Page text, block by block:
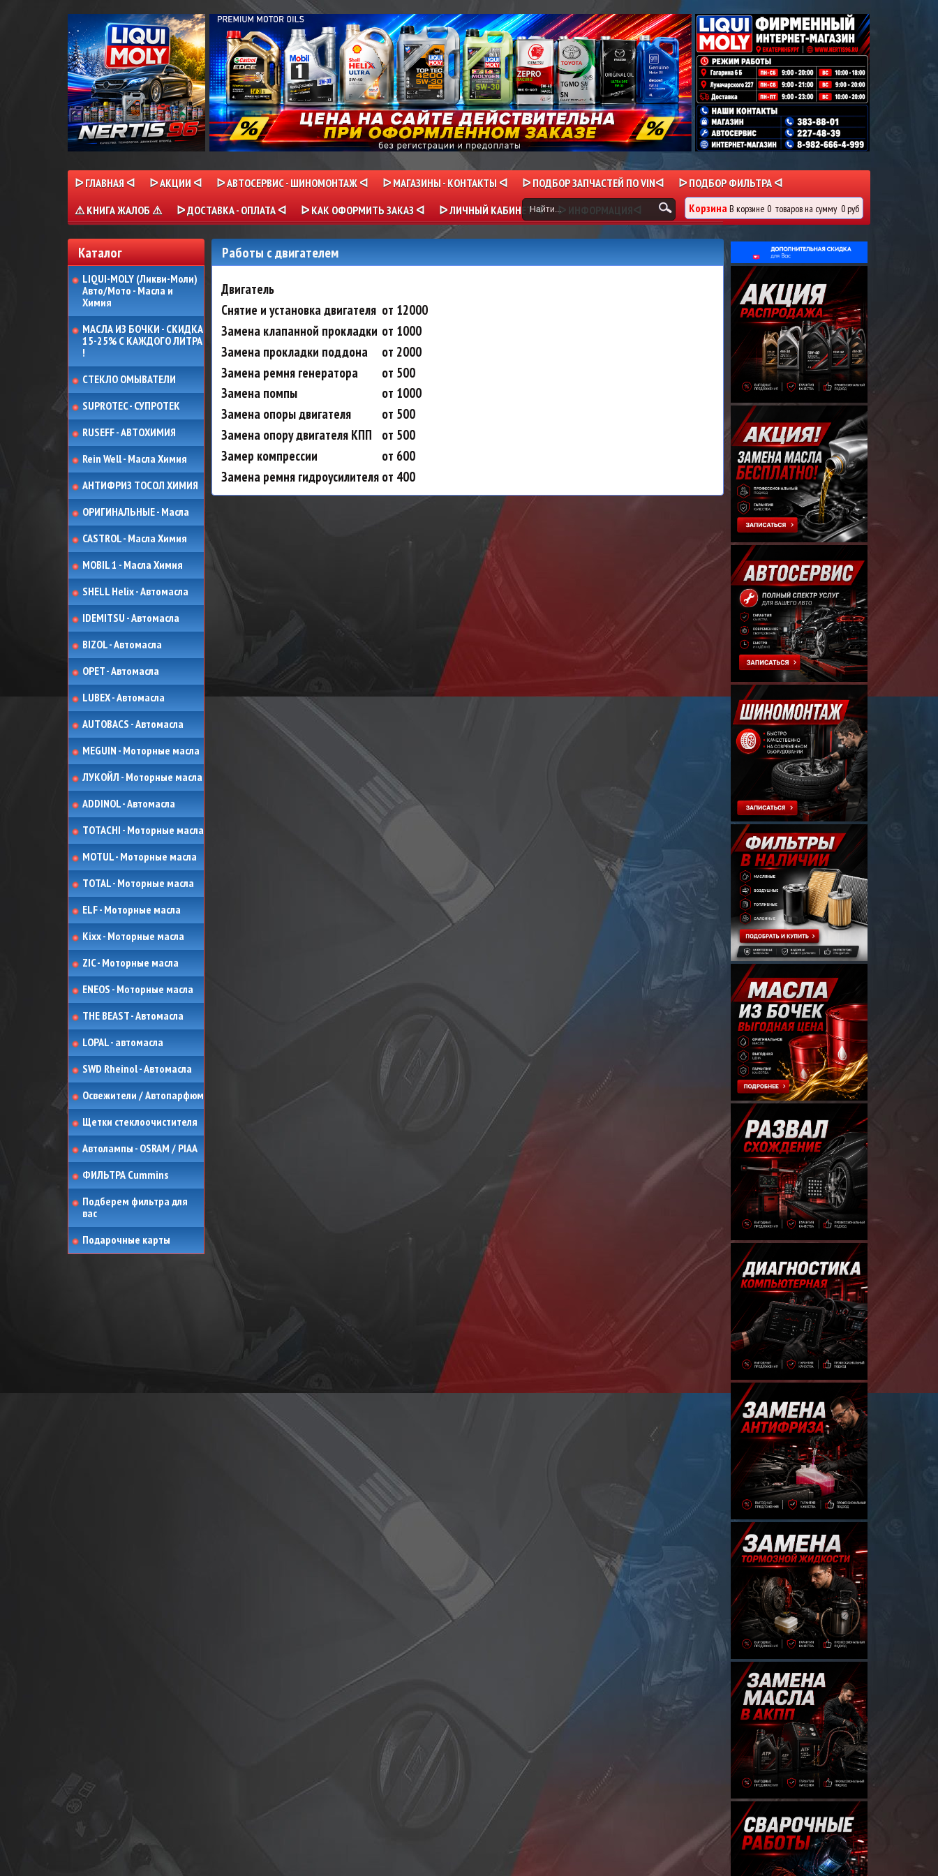
ᐅ ГЛАВНАЯ ᐊ ᐅ АКЦИИ ᐊ ᐅ АВТОСЕРВИС - ШИНОМОНТАЖ ᐊ ᐅ МАГАЗИНЫ - КОНТАКТЫ ᐊ ᐅ ПОДБОР ЗАПЧАСТЕЙ ПО VINᐊ
ᐅ ПОДБОР ФИЛЬТРА ᐊ
⚠ КНИГА ЖАЛОБ ⚠
ᐅ ДОСТАВКА - ОПЛАТА ᐊ ᐅ КАК ОФОРМИТЬ ЗАКАЗ ᐊ ᐅ ЛИЧНЫЙ КАБИНЕТ ᐊ ᐅ ИНФОРМАЦИЯᐊ Корзина В корзине 0 товаровна сумму 0 руб
Каталог
LIQUI-MOLY (Ликви-Моли)
Авто/Мото - Масла и
Химия
МАСЛА ИЗ БОЧКИ - СКИДКА
15-25% С КАЖДОГО ЛИТРА
!
СТЕКЛО ОМЫВАТЕЛИ
SUPROTEC - СУПРОТЕК
RUSEFF - АВТОХИМИЯ
Rein Well - Масла Химия
АНТИФРИЗ ТОСОЛ ХИМИЯ
ОРИГИНАЛЬНЫЕ - Масла
CASTROL - Масла Химия
MOBIL 1 - Масла Химия
SHELL Helix - Автомасла
IDEMITSU - Автомасла
BIZOL - Автомасла
OPET - Автомасла
LUBEX - Автомасла
AUTOBACS - Автомасла
MEGUIN - Моторные масла
ЛУКОЙЛ - Моторные масла
ADDINOL - Автомасла
TOTACHI - Моторные масла
MOTUL - Моторные масла
TOTAL - Моторные масла
ELF - Моторные масла
Kixx - Моторные масла
ZIC - Моторные масла
ENEOS - Моторные масла
THE BEAST - Автомасла
LOPAL - автомасла
SWD Rheinol - Автомасла
Освежители / Автопарфюм
Щетки стеклоочистителя
Автолампы - OSRAM / PIAA
ФИЛЬТРА Cummins
Подберем фильтра для
вас
Подарочные карты
Работы с двигателем
Двигатель
Снятие и установка двигателя от 12000
Замена клапанной прокладки от 1000
Замена прокладки поддона
от 2000
Замена ремня генератора
от 500
Замена помпы
от 1000
Замена опоры двигателя
от 500
Замена опору двигателя КПП
от 500
Замер компрессии
от 600
Замена ремня гидроусилителя от 400